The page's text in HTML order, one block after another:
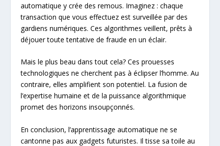
automatique y crée des remous. Imaginez : chaque
transaction que vous effectuez est surveillée par des
gardiens numériques. Ces algorithmes veillent, prêts à
déjouer toute tentative de fraude en un éclair.
Mais le plus beau dans tout cela? Ces prouesses
technologiques ne cherchent pas à éclipser l’homme. Au
contraire, elles amplifient son potentiel. La fusion de
l’expertise humaine et de la puissance algorithmique
promet des horizons insoupçonnés.
En conclusion, l’apprentissage automatique ne se
cantonne pas aux gadgets futuristes. Il tisse sa toile au